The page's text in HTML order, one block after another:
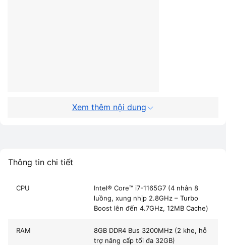
CPU Intel Core i7-1165G7 (4 nhân, 8 luồng, xung
8GB DDR4 (nâng cấp tối đa 32GB)
Ổ cứng SSD NVMe 512GB – tốc độ truy xuất cực
Xem thêm nội dung
Thông tin chi tiết
CPU
Intel® Core™ i7-1165G7 (4 nhân 8
luồng, xung nhịp 2.8GHz – Turbo
Boost lên đến 4.7GHz, 12MB Cache)
RAM
8GB DDR4 Bus 3200MHz (2 khe, hỗ
trợ nâng cấp tối đa 32GB)